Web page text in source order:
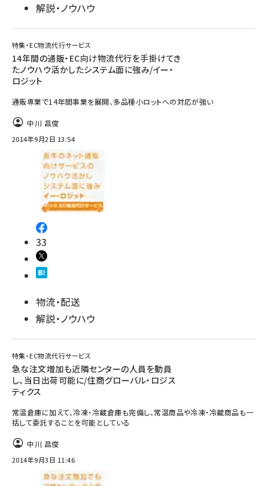
解説・ノウハウ
特集・EC物流代行サービス
14年間の通販・EC向け物流代行を手掛けてき
たノウハウ活かしたシステム面に強み/イー・
ロジット
通販専業で14年間事業を展開、多品種小ロットへの対応が強い
中川 昌俊
2014年9月2日 13:54
33
物流・配送
解説・ノウハウ
特集・EC物流代行サービス
急な注文増加も近隣センターの人員を動員
し、当日出荷可能に/住商グローバル・ロジス
ティクス
常温倉庫に加えて、冷凍・冷蔵倉庫も完備し、常温商品や冷凍・冷蔵商品も一
括して委託することを可能としている
中川 昌俊
2014年9月3日 11:46